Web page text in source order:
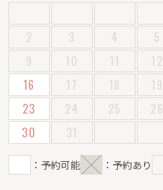
2
3 4 5
9
10 11 12
16
17 18 19
23
24 25 26
30
31
：予約可能 ：予約あり